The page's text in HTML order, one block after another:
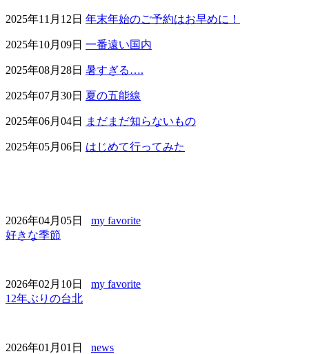
2025年11月12日 年末年始のご予約はお早めに！
2025年10月09日 一番遠い国内
2025年08月28日 暑すぎる….
2025年07月30日 夏の五能線
2025年06月04日 まだまだ知らないもの
2025年05月06日 はじめて行ってみた
2026年04月05日 my favorite
好きな季節
2026年02月10日 my favorite
12年ぶりの台北
2026年01月01日 news